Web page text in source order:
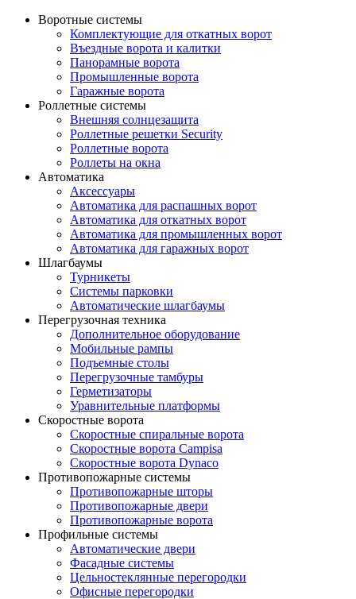
Воротные системы
Комплектующие для откатных ворот
Въездные ворота и калитки
Панорамные ворота
Промышленные ворота
Гаражные ворота
Роллетные системы
Внешняя солнцезащита
Роллетные решетки Security
Роллетные ворота
Роллеты на окна
Автоматика
Аксессуары
Автоматика для распашных ворот
Автоматика для откатных ворот
Автоматика для промышленных ворот
Автоматика для гаражных ворот
Шлагбаумы
Турникеты
Системы парковки
Автоматические шлагбаумы
Перегрузочная техника
Дополнительное оборудование
Мобильные рампы
Подъемные столы
Перегрузочные тамбуры
Герметизаторы
Уравнительные платформы
Скоростные ворота
Скоростные спиральные ворота
Скоростные ворота Campisa
Скоростные ворота Dynaco
Противопожарные системы
Противопожарные шторы
Противопожарные двери
Противопожарные ворота
Профильные системы
Автоматические двери
Фасадные системы
Цельностеклянные перегородки
Офисные перегородки